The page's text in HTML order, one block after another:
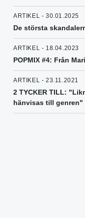
ARTIKEL - 30.01.2025
De största
ARTIKEL - 18.04.2023
POPMIX #4: Från
ARTIKEL - 23.11.2021
2 TYCKER TILL:
hänvisas till genren"